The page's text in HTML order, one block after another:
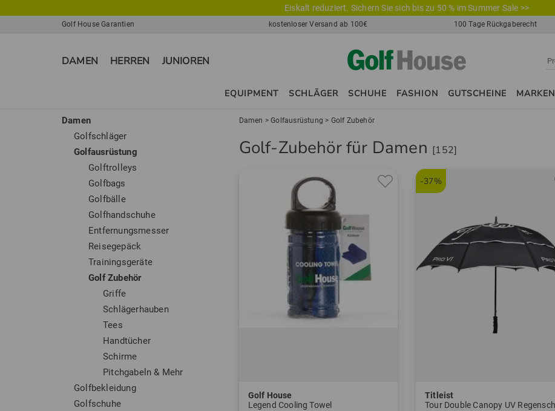
Eiskalt reduziert. Sichern Sie sich bis zu 50 % im Summer Sale >>
Golf House Garantien kostenloser Versand ab 100€ 100 Tage Rückgaberecht
DAMEN HERREN JUNIOREN
EQUIPMENT SCHLÄGER SCHUHE FASHION GUTSCHEINE MARKEN
Damen
Golfschläger
Golfausrüstung
Golftrolleys
Golfbags
Golfbälle
Golfhandschuhe
Entfernungsmesser
Reisegepäck
Trainingsgeräte
Golf Zubehör
Griffe
Schlägerhauben
Tees
Handtücher
Schirme
Pitchgabeln & Mehr
Golfbekleidung
Golfschuhe
Damen >Golfausrüstung > Golf Zubehör
Golf-Zubehör für Damen [152]
Golf House
Legend Cooling Towel
-37%
Titleist